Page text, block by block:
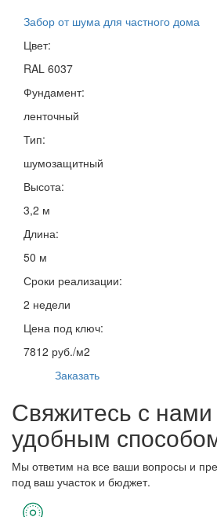
Забор от шума для частного дома
Цвет:
RAL 6037
Фундамент:
ленточный
Тип:
шумозащитный
Высота:
3,2 м
Длина:
50 м
Сроки реализации:
2 недели
Цена под ключ:
7812 руб./м2
Заказать
Свяжитесь с
удобным
Мы ответим на все ваши вопросы и
под ваш участок и бюджет.